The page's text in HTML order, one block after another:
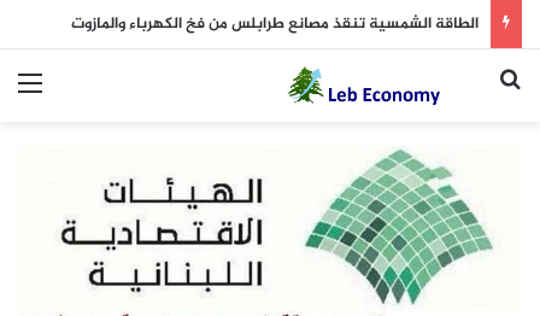
الطاقة الشمسية تنقذ مصانع طرابلس من فخ الكهرباء والمازوت
بحث عن